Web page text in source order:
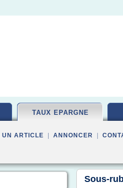
TAUX EPARGNE
UN ARTICLE ANNONCER
Sous-